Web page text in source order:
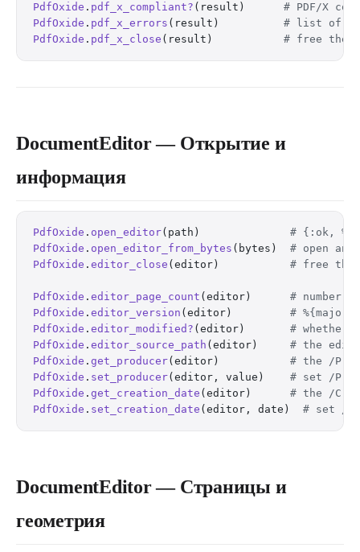
PdfOxide . pdf_x_compliant? (result) # PDF/X
PdfOxide . pdf_x_errors (result) # list of
PdfOxide . pdf_x_close (result) # free the
DocumentEditor — Открытие и
информация
PdfOxide . open_editor(path) # {:ok,
PdfOxide . open_editor_from_bytes (bytes) # open an
PdfOxide . editor_close (editor) # free the
PdfOxide . editor_page_count (editor) # number
PdfOxide . editor_version (editor) #
PdfOxide . editor_modified? (editor) # whether
PdfOxide . editor_source_path (editor) # the
PdfOxide . get_producer(editor) # the /
PdfOxide . set_producer(editor, value) # set /
PdfOxide . get_creation_date (editor) # the /
PdfOxide . set_creation_date (editor, date) # set /
DocumentEditor — Страницы и
геометрия